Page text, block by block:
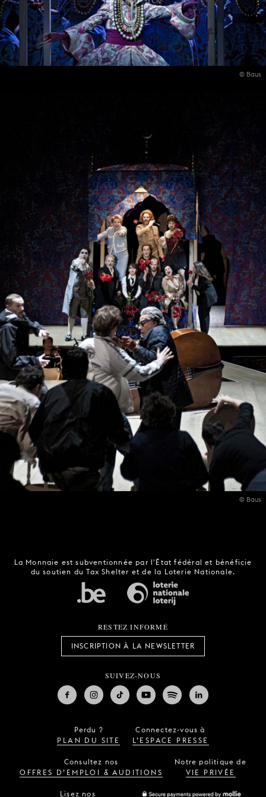
© Baus
© Baus
La Monnaie est subventionnée par l'État fédéral et bénéficie
du soutien du Tax Shelter et de la Loterie Nationale.
RESTEZ INFORMÉ
INSCRIPTION À LA NEWSLETTER
SUIVEZ-NOUS
Perdu ?
PLAN DU SITE
Connectez-vous à
L’ESPACE PRESSE
Consultez nos
OFFRES D’EMPLOI & AUDITIONS
Notre politique de
VIE PRIVÉE
Lisez nos